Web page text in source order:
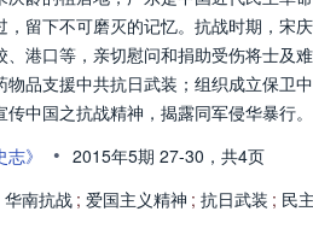
，留下不可磨灭的记忆。抗战时期，宋
、港口等，亲切慰问和捐助受伤将士及
物品支援中共抗日武装；组织成立保卫
传中国之抗战精神，揭露同军侵华暴行
志》 • 2015年5期 27-30， 共4页
华南抗战 ; 爱国主义精神 ; 抗日武装 ; 民